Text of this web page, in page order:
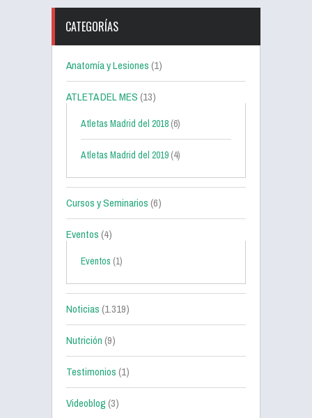
CATEGORÍAS
Anatomía y Lesiones(1)
ATLETA DEL MES(13)
Atletas Madrid del 2018 (6)
Atletas Madrid del 2019 (4)
Cursos y Seminarios(6)
Eventos(4)
Eventos (1)
Noticias(1.319)
Nutrición(9)
Testimonios(1)
Videoblog(3)